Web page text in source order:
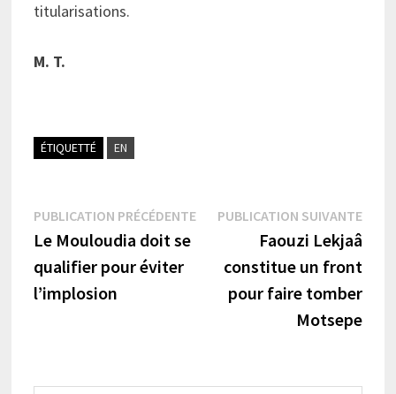
titularisations.
M. T.
ÉTIQUETTÉ EN
Navigation
de
l’article
PUBLICATION PRÉCÉDENTEPublication
précédente :
Le Mouloudia doit se
qualifier pour éviter
l’implosion
PUBLICATION SUIVANTE
Faouzi Lekjaâ
constitue un front
pour faire tomber
Motsepe